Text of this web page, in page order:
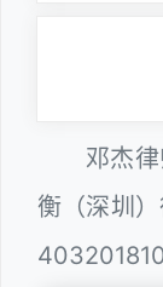
邓杰
衡（深圳